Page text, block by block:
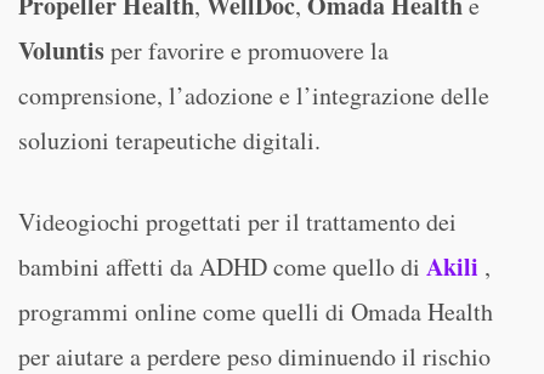
Voluntisper favorire e promuovere la
comprensione, l’adozione e l’integrazione delle
soluzioni terapeutiche digitali.
Videogiochi progettati per il trattamento dei
bambini affetti da ADHD come quello di Akili ,
programmi online come quelli di Omada Health
per aiutare a perdere peso diminuendo il rischio